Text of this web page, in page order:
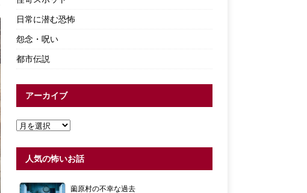
日常に潜む恐怖
怨念・呪い
都市伝説
アーカイブ
人気の怖いお話
薗原村の不幸な過去